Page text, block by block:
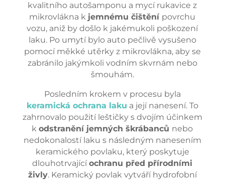
kvalitního autošamponu a mycí rukavice z
mikrovlákna k jemnému čištění povrchu
vozu, aniž by došlo k jakémukoli poškození
laku. Po umytí bylo auto pečlivě vysušeno
pomocí měkké utěrky z mikrovlákna, aby se
zabránilo jakýmkoli vodním skvrnám nebo
šmouhám.
Posledním krokem v procesu byla
keramická ochrana laku a její nanesení. To
zahrnovalo použití leštičky s dvojím účinkem
kodstranění jemných škrábanců nebo
nedokonalostí laku s následným nanesením
keramického povlaku, který poskytuje
dlouhotrvajícíochranu před přírodními
živly. Keramický povlak vytváří hydrofobní